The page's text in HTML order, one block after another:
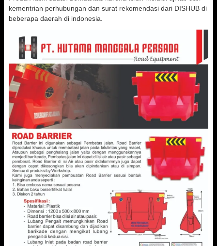
kementrian perhubungan dan surat rekomendasi dari DISHUB di
beberapa daerah di indonesia.